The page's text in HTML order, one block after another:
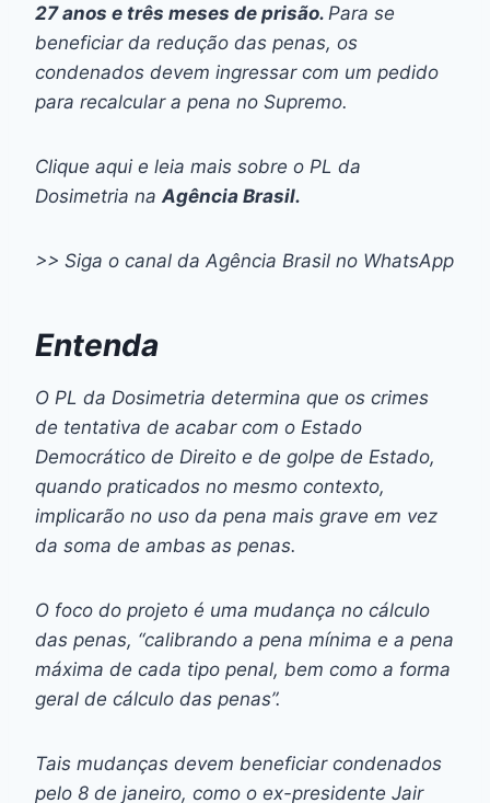
27 anos e três meses de prisão. Para se
beneficiar da redução das penas, os
condenados devem ingressar com um pedido
para recalcular a pena no Supremo.
Clique aqui e leia mais sobre o PL da
Dosimetria na Agência Brasil.
>> Siga o canal da Agência Brasil no WhatsApp
Entenda
O PL da Dosimetria determina que os crimes
de tentativa de acabar com o Estado
Democrático de Direito e de golpe de Estado,
quando praticados no mesmo contexto,
implicarão no uso da pena mais grave em vez
da soma de ambas as penas.
O foco do projeto é uma mudança no cálculo
das penas, “calibrando a pena mínima e a pena
máxima de cada tipo penal, bem como a forma
geral de cálculo das penas”.
Tais mudanças devem beneficiar condenados
pelo 8 de janeiro, como o ex-presidente Jair